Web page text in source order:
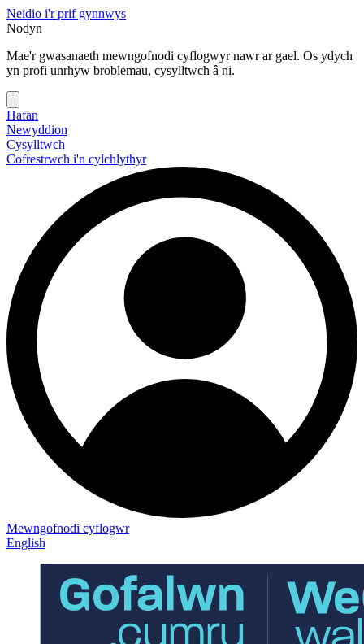
Neidio i'r prif gynnwys
Nodyn
Mae'r gwasanaeth mewngofnodi cyflogwyr nawr ar gael. Os ydych
yn profi unrhyw broblemau, cysylltwch â ni.
Hafan
Newyddion
Cysylltwch
Cofrestrwch i'n cylchlythyr
Mewngofnodi cyflogwr
English